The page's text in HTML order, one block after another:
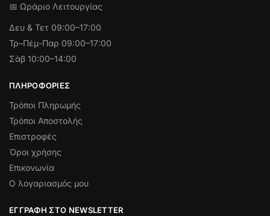
📅 Ωράριο Λειτουργίας
Δευ & Τετ 09:00–17:00
Τρ–Πέμ-Παρ 09:00–17:00
Σάβ 10:00–14:00
ΠΛΗΡΟΦΟΡΊΕΣ
Τρόποι Πληρωμής
Τρόποι Αποστολής
Επιστροφές
Όροι χρήσης
Επικονωνία
Ο λογαριασμός μου
ΕΓΓΡΑΦΉ ΣΤΟ NEWSLETTER